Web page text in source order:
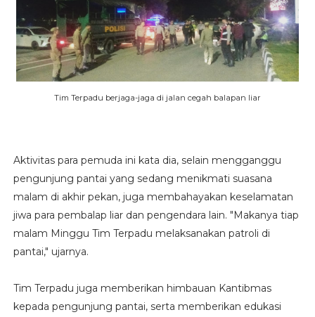
Tim Terpadu berjaga-jaga di jalan cegah balapan liar
Aktivitas para pemuda ini kata dia, selain mengganggu
pengunjung pantai yang sedang menikmati suasana
malam di akhir pekan, juga membahayakan keselamatan
jiwa para pembalap liar dan pengendara lain. "Makanya tiap
malam Minggu Tim Terpadu melaksanakan patroli di
pantai," ujarnya.
Tim Terpadu juga memberikan himbauan Kantibmas
kepada pengunjung pantai, serta memberikan edukasi